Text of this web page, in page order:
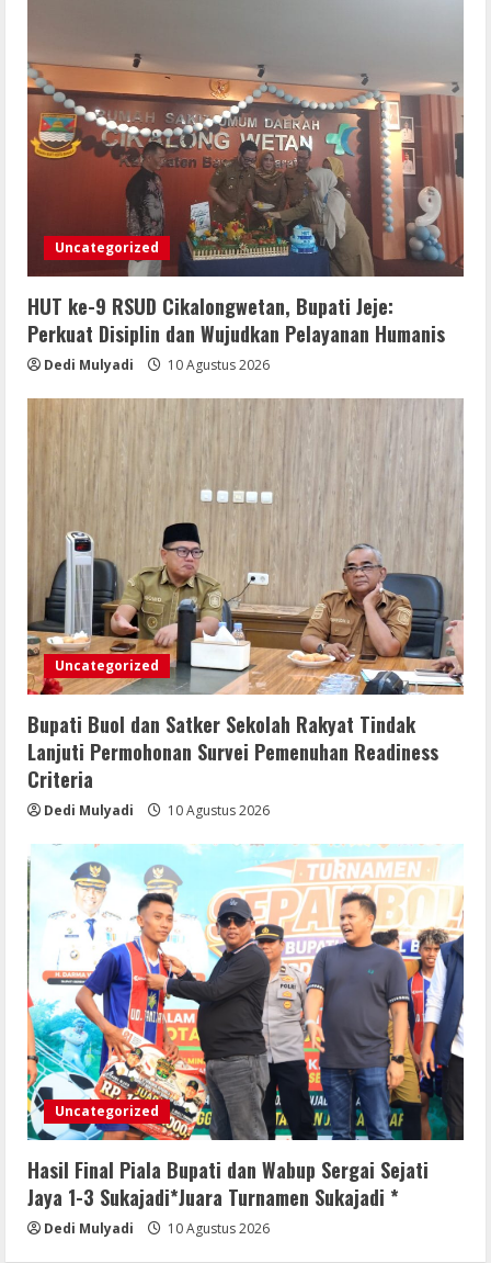
Uncategorized
HUT ke-9 RSUD Cikalongwetan, Bupati Jeje:
Perkuat Disiplin dan Wujudkan Pelayanan Humanis
Dedi Mulyadi 10 Agustus 2026
Uncategorized
Bupati Buol dan Satker Sekolah Rakyat Tindak
Lanjuti Permohonan Survei Pemenuhan Readiness
Criteria
Dedi Mulyadi 10 Agustus 2026
Uncategorized
Hasil Final Piala Bupati dan Wabup Sergai Sejati
Jaya 1-3 Sukajadi*Juara Turnamen Sukajadi *
Dedi Mulyadi 10 Agustus 2026